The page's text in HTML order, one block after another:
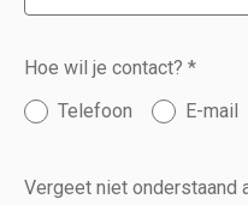
Hoe wil je contact? *
Telefoon
E-mail
Vergeet niet onderstaand